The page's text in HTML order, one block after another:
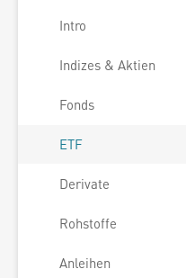
Intro
Indizes & Aktien
Fonds
ETF
Derivate
Rohstoffe
Anleihen